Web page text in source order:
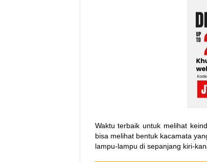
Waktu terbaik untuk melihat
bisa melihat bentuk kacamata
lampu-lampu di sepanjang kiri-